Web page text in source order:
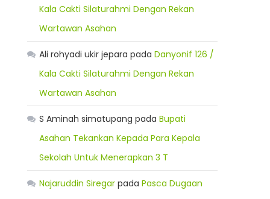
Kala Cakti Silaturahmi Dengan Rekan
Wartawan Asahan
Ali rohyadi ukir jepara padaDanyonif 126 /
Kala Cakti Silaturahmi Dengan Rekan
Wartawan Asahan
S Aminah simatupang padaBupati
Asahan Tekankan Kepada Para Kepala
Sekolah Untuk Menerapkan 3 T
Najaruddin Siregar padaPasca Dugaan